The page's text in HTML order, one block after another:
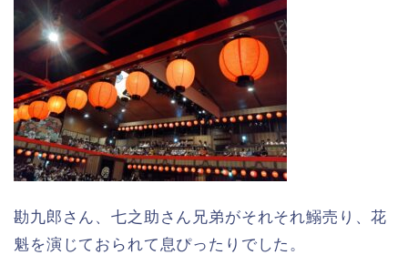
勘九郎さん、七之助さん兄弟がそれそれ鰯売り、花
魁を演じておられて息ぴったりでした。